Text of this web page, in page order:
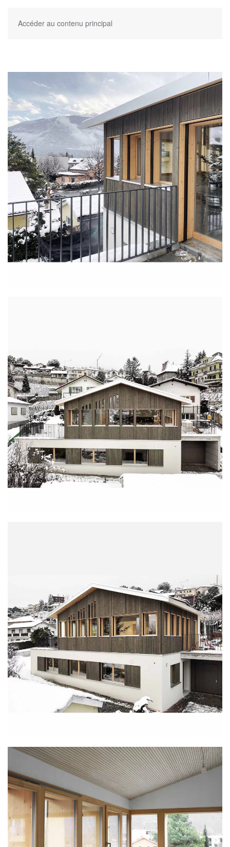
Accéder au contenu principal